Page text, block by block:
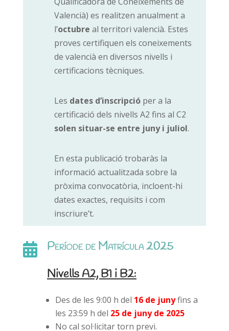
Valencià) es realitzen anualment a
l’octubre al territori valencià. Estes
proves certifiquen els coneixements
de valencià en diversos nivells i
certificacions tècniques.
Les dates d’inscripcióper a la
certificació dels nivells A2 fins al C2
solen situar-se entre juny i juliol.
En esta publicació trobaràs la
informació actualitzada sobre la
pròxima convocatòria, incloent-hi
dates exactes, requisits i com
inscriure’t.

Període de Matrícula 2025
Nivells A2, B1 i B2:
Des de les 9:00 h del 16 de junyfins a
les 23:59 h del 25 de juny de 2025
No cal sol·licitar torn previ.